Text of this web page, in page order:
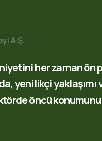
her zaman ön
yenilikçi
öncü konumunu